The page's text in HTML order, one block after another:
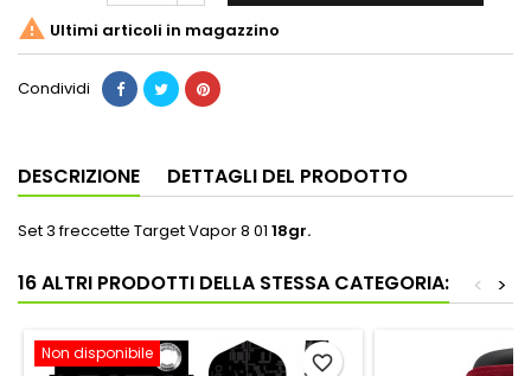
 Ultimi articoli in magazzino
Condividi
DESCRIZIONE DETTAGLI DEL PRODOTTO
Set 3 freccette Target Vapor 8 01 18gr.
16 ALTRI PRODOTTI DELLA STESSA CATEGORIA: >
<
Non disponibile favorite_border